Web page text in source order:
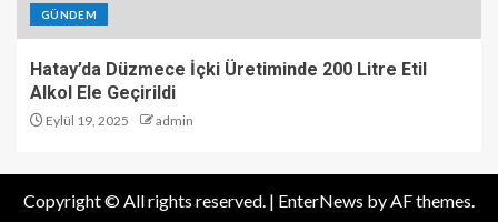
GÜNDEM
Hatay’da Düzmece İçki Üretiminde 200 Litre Etil
Alkol Ele Geçirildi
Eylül 19, 2025 admin
Copyright © All rights reserved. | EnterNews by AF themes.